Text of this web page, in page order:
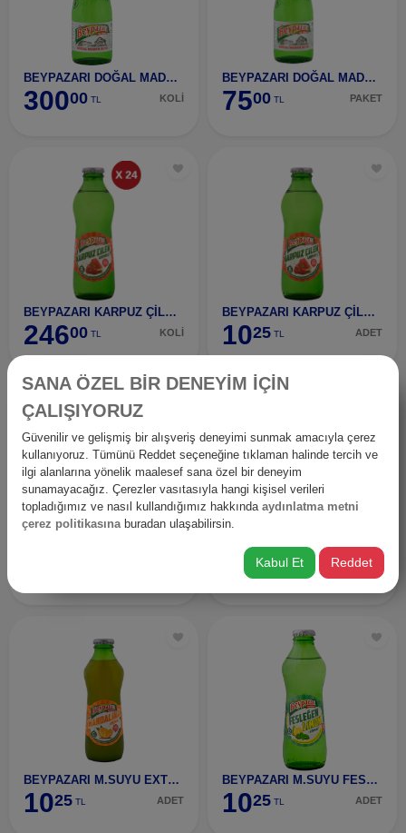
BEYPAZARI DOĞAL MADEN SUYU 24 ADET
30000 TL KOLİ
BEYPAZARI DOĞAL MADEN SUYU 6 ADET
7500 TL PAKET
BEYPAZARI KARPUZ ÇİLEK 200 (24 ADET)
24600 TL KOLİ
BEYPAZARI KARPUZ ÇİLEK 200 ML
1025 TL ADET
BEYPAZARI M.SUYU ÇİLEK 200 ML
10 25 TL ADET
BEYPAZARI M.SUYU EXTRA C+ MANDALİNA 200 ML
1025 TL ADET
BEYPAZARI M.SUYU FESLEĞEN LİMON 200 ML
1025 TL ADET
SANA ÖZEL BİR DENEYİM İÇİN
ÇALIŞIYORUZ
Güvenilir ve gelişmiş bir alışveriş deneyimi sunmak amacıyla çerez
kullanıyoruz. Tümünü Reddet seçeneğine tıklaman halinde tercih ve
ilgi alanlarına yönelik maalesef sana özel bir deneyim
sunamayacağız. Çerezler vasıtasıyla hangi kişisel verileri
topladığımız ve nasıl kullandığımız hakkında aydınlatma metni
çerez politikasına buradan ulaşabilirsin.
Kabul Et Reddet